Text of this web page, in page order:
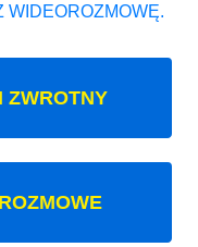
WIDEOROZMOWĘ.
ZWROTNY